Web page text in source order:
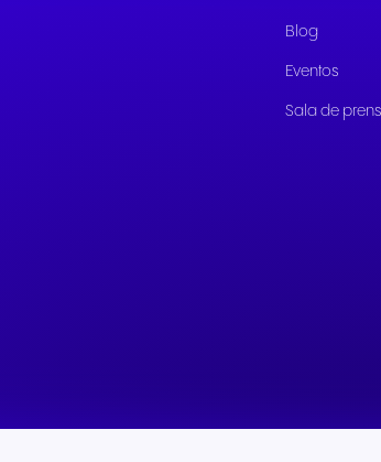
Blog
Eventos
Sala de